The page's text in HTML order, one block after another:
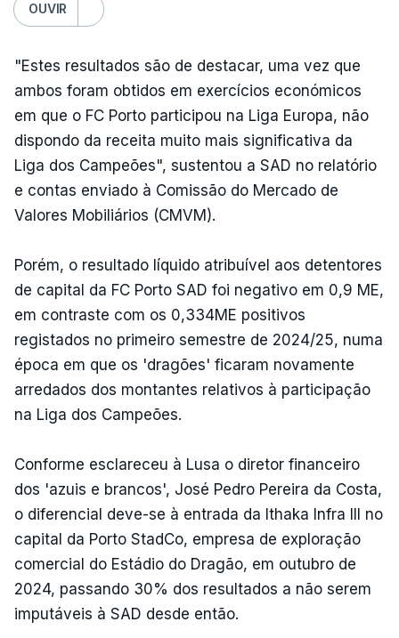
OUVIR
"Estes resultados são de destacar, uma vez que
ambos foram obtidos em exercícios económicos
em que o FC Porto participou na Liga Europa, não
dispondo da receita muito mais significativa da
Liga dos Campeões", sustentou a SAD no relatório
e contas enviado à Comissão do Mercado de
Valores Mobiliários (CMVM).
Porém, o resultado líquido atribuível aos detentores
de capital da FC Porto SAD foi negativo em 0,9 ME,
em contraste com os 0,334ME positivos
registados no primeiro semestre de 2024/25, numa
época em que os 'dragões' ficaram novamente
arredados dos montantes relativos à participação
na Liga dos Campeões.
Conforme esclareceu à Lusa o diretor financeiro
dos 'azuis e brancos', José Pedro Pereira da Costa,
o diferencial deve-se à entrada da Ithaka Infra III no
capital da Porto StadCo, empresa de exploração
comercial do Estádio do Dragão, em outubro de
2024, passando 30% dos resultados a não serem
imputáveis à SAD desde então.